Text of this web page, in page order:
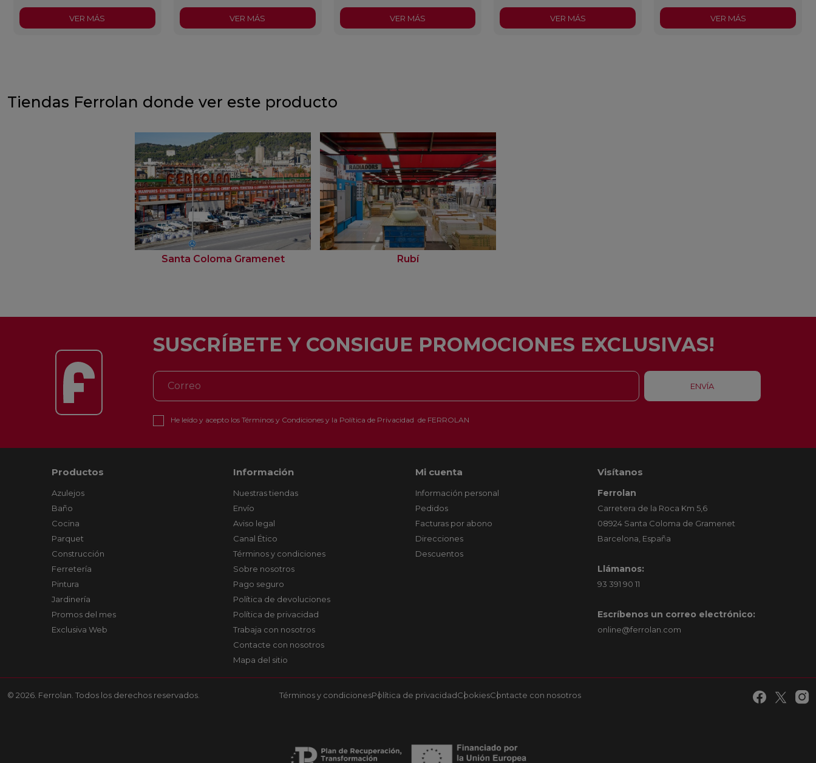
VER MÁS VER MÁS VER MÁS VER MÁS VER MÁS
Tiendas Ferrolan donde ver este producto
Santa Coloma Gramenet Rubí
SUSCRÍBETE Y CONSIGUE PROMOCIONES EXCLUSIVAS!
He leído y acepto los Términos y Condicionesy la Política de Privacidad de FERROLAN
Productos
Azulejos
Baño
Cocina
Parquet
Construcción
Ferretería
Pintura
Jardinería
Promos del mes
Exclusiva Web
Información
Nuestras tiendas
Envío
Aviso legal
Canal Ético
Términos y condiciones
Sobre nosotros
Pago seguro
Política de devoluciones
Política de privacidad
Trabaja con nosotros
Contacte con nosotros
Mapa del sitio
Mi cuenta
Información personal
Pedidos
Facturas por abono
Direcciones
Descuentos
Visítanos
Ferrolan
Carretera de la Roca Km 5,6
08924 Santa Coloma de Gramenet
Barcelona, España
Llámanos:
93 391 90 11
Escríbenos un correo electrónico:
online@ferrolan.com
© 2026. Ferrolan. Todos los derechos reservados. Términos y condicionesPolítica de privacidadCookiesContacte con nosotros